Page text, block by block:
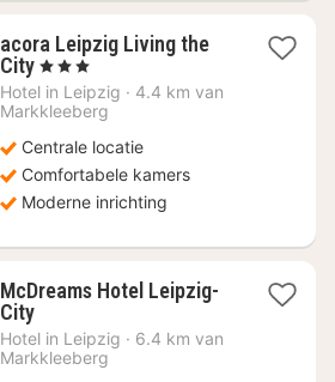
acora Leipzig Living the
City1
nacht
vanaf
47,25
, 3 Sterren
Hotel in Leipzig · 4.4 km van
Markkleeberg
Centrale locatie
Comfortabele kamers
Moderne inrichting
McDreams Hotel Leipzig-
City1
nacht
vanaf
Hotel in Leipzig · 6.4 km van
Markkleeberg